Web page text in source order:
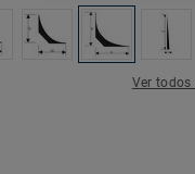
Ver todos